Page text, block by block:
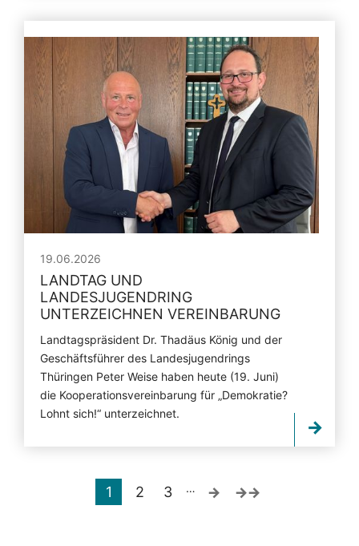
19.06.2026
LANDTAG UND
LANDESJUGENDRING
UNTERZEICHNEN VEREINBARUNG
Landtagspräsident Dr. Thadäus König und der
Geschäftsführer des Landesjugendrings
Thüringen Peter Weise haben heute (19. Juni)
die Kooperationsvereinbarung für „Demokratie?
Lohnt sich!“ unterzeichnet.
1 2 3 …